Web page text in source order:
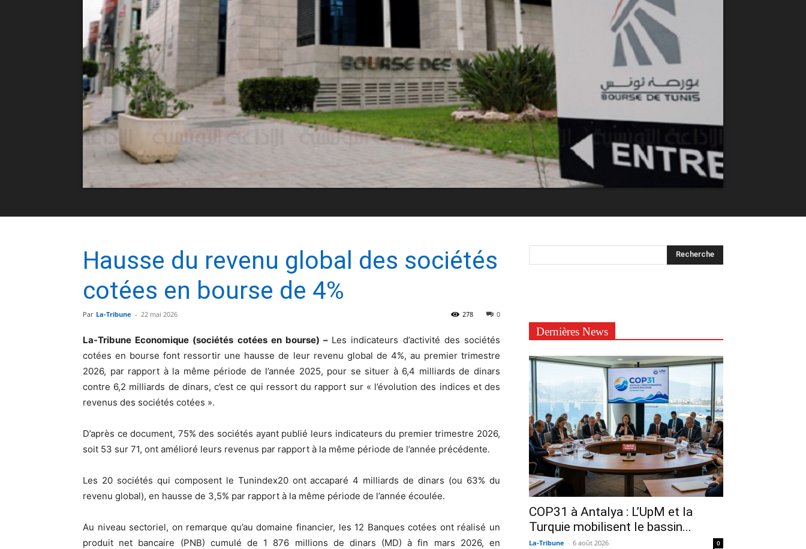
Hausse du revenu global des sociétés
cotées en bourse de 4%
Par La-Tribune - 22 mai 2026 0
278
La-Tribune Economique (sociétés cotées en bourse) – Les indicateurs d’activité des sociétés
cotées en bourse font ressortir une hausse de leur revenu global de 4%, au premier trimestre
2026, par rapport à la même période de l’année 2025, pour se situer à 6,4 milliards de dinars
contre 6,2 milliards de dinars, c’est ce qui ressort du rapport sur « l’évolution des indices et des
revenus des sociétés cotées ».
D’après ce document, 75% des sociétés ayant publié leurs indicateurs du premier trimestre 2026,
soit 53 sur 71, ont amélioré leurs revenus par rapport à la même période de l’année précédente.
Les 20 sociétés qui composent le Tunindex20 ont accaparé 4 milliards de dinars (ou 63% du
revenu global), en hausse de 3,5% par rapport à la même période de l’année écoulée.
Au niveau sectoriel, on remarque qu’au domaine financier, les 12 Banques cotées ont réalisé un
produit net bancaire (PNB) cumulé de 1 876 millions de dinars (MD) à fin mars 2026, en
Dernières News
COP31 à Antalya : L’UpM et la
Turquie mobilisent le bassin...
La-Tribune - 6 août 2026 0